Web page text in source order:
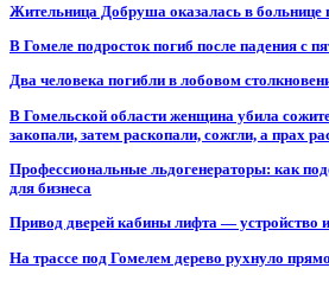
Жительница Добруша оказалась в больнице
В Гомеле подросток погиб после падения с
Два человека погибли в лобовом
В Гомельской области женщина убила
закопали, затем раскопали, сожгли, а прах
Профессиональные льдогенераторы: как
для бизнеса
Привод дверей кабины лифта — устройство
На трассе под Гомелем дерево рухнуло